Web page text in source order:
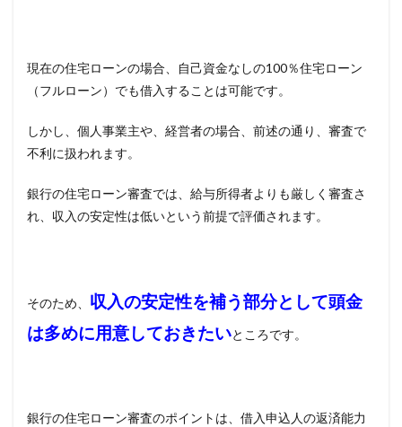
現在の住宅ローンの場合、自己資金なしの100％住宅ローン
（フルローン）でも借入することは可能です。
しかし、個人事業主や、経営者の場合、前述の通り、審査で
不利に扱われます。
銀行の住宅ローン審査では、給与所得者よりも厳しく審査さ
れ、収入の安定性は低いという前提で評価されます。
そのため、 収入の安定性を補う部分として頭金
は多めに用意しておきたいところです。
銀行の住宅ローン審査のポイントは、借入申込人の返済能力